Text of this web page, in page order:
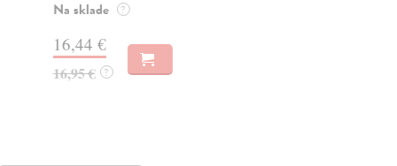
Na sklade ?
16,44 €
16,95 € ?